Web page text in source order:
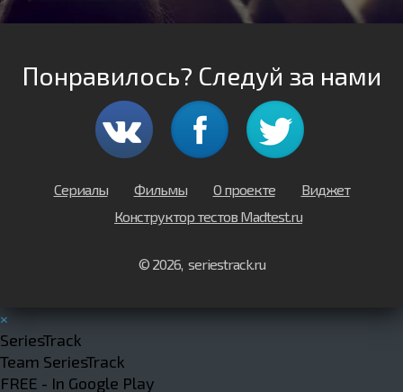
Понравилось? Следуй за нами
Сериалы Фильмы О проекте
Виджет
Конструктор тестов Madtest.ru
© 2026, seriestrack.ru
×
SeriesTrack
Team SeriesTrack
FREE - In Google Play